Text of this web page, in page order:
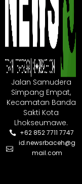
Jalan Samudera
Simpang Empat,
Kecamatan Banda
Sakti Kota
Lhokseumawe.
+62 852 7711 7747
id.newsrbaceh@g
mail.com